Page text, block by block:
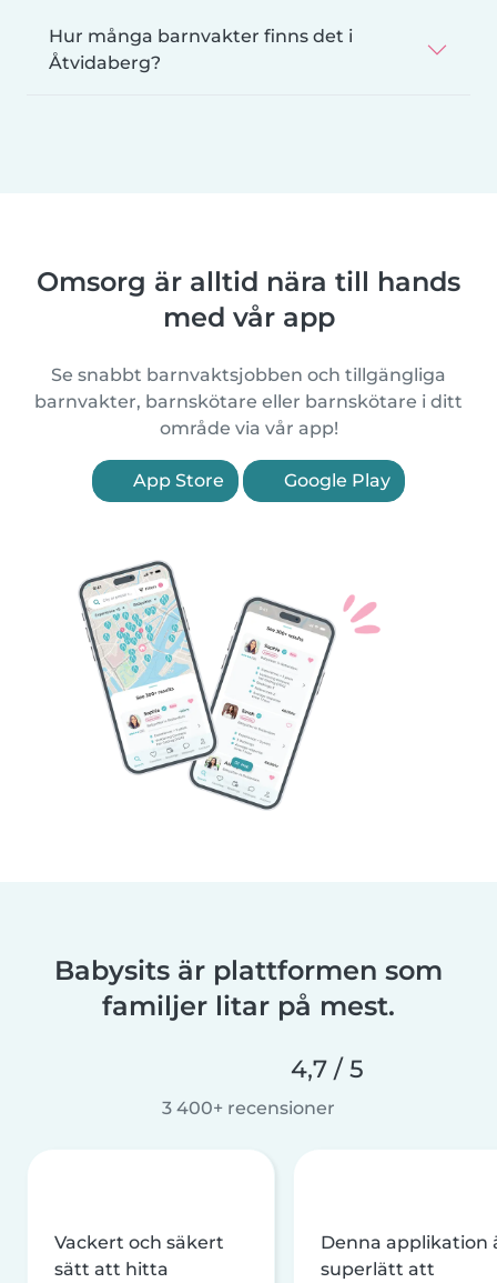
Hur många barnvakter finns det i
Åtvidaberg?
Omsorg är alltid nära till hands
med vår app
Se snabbt barnvaktsjobben och tillgängliga
barnvakter, barnskötare eller barnskötare i ditt
område via vår app!
App Store Google Play
Babysits är plattformen som
familjer litar på mest.
4,7 / 5
3 400+ recensioner
Vackert och säkert
sätt att hitta
Denna applikation
superlätt att